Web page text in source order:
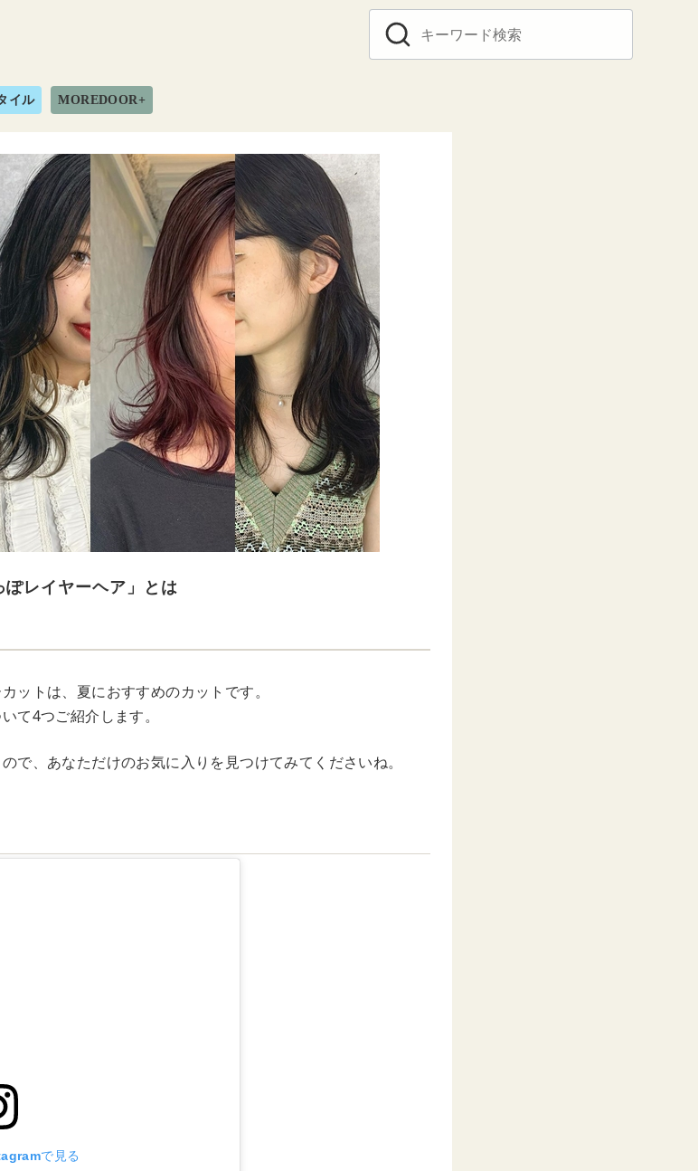
イル MOREDOOR+
レイヤーヘア」とは
ットは、夏におすすめのカットです。
て4つご紹介します。
で、あなただけのお気に入りを見つけてみてくださいね。
で見る